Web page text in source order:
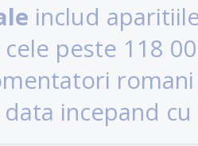
includ
cele peste 118
incepand